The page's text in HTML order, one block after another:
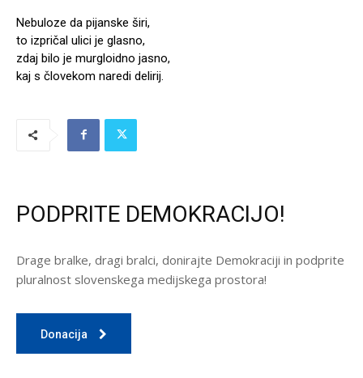
Nebuloze da pijanske širi,
to izpričal ulici je glasno,
zdaj bilo je murgloidno jasno,
kaj s človekom naredi delirij.
PODPRITE DEMOKRACIJO!
Drage bralke, dragi bralci, donirajte Demokraciji in podprite
pluralnost slovenskega medijskega prostora!
Donacija